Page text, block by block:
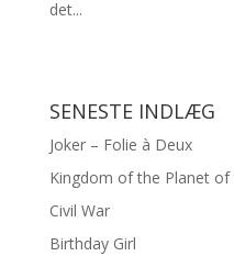
det...
SENESTE INDLÆG
Joker – Folie à Deux
Kingdom of the Planet of
Civil War
Birthday Girl